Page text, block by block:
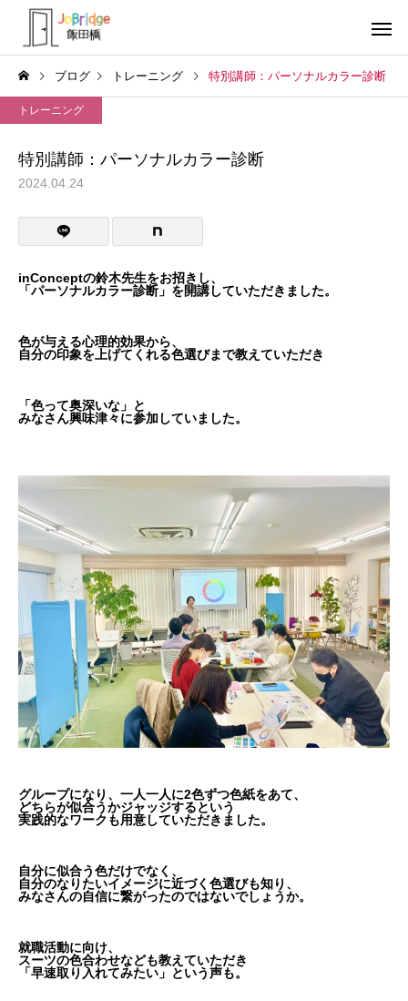
働き続けるための土台
ブログ トレーニング 特別講師：パーソナルカラー診断
トレーニング
特別講師：パーソナルカラー診断
2024.04.24
inConceptの鈴木先生をお招きし、
「パーソナルカラー診断」を開講していただきました。
色が与える心理的効果から、
自分の印象を上げてくれる色選びまで教えていただき
「色って奥深いな」と
みなさん興味津々に参加していました。
グループになり、一人一人に2色ずつ色紙をあて、
どちらが似合うかジャッジするという
実践的なワークも用意していただきました。
自分に似合う色だけでなく、
自分のなりたいイメージに近づく色選びも知り、
みなさんの自信に繋がったのではないでしょうか。
就職活動に向け、
スーツの色合わせなども教えていただき
「早速取り入れてみたい」という声も。